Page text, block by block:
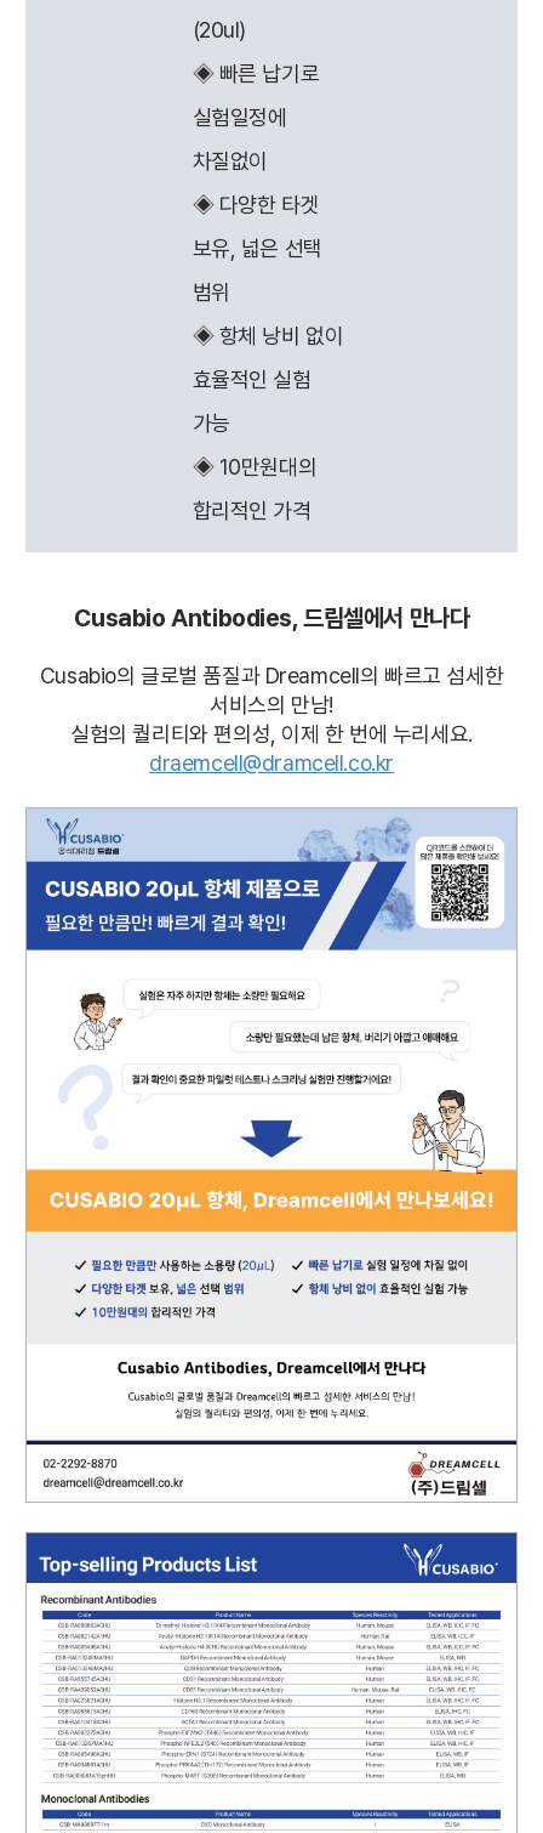
(20ul)
◈ 빠른 납기로
실험일정에
차질없이
◈ 다양한 타겟
보유, 넓은 선택
범위
◈ 항체 낭비 없이
효율적인 실험
가능
◈ 10만원대의
합리적인 가격
Cusabio Antibodies, 드림셀에서 만나다
Cusabio의 글로벌 품질과 Dreamcell의 빠르고 섬세한
서비스의 만남!
실험의 퀄리티와 편의성, 이제 한 번에 누리세요.
draemcell@dramcell.co.kr